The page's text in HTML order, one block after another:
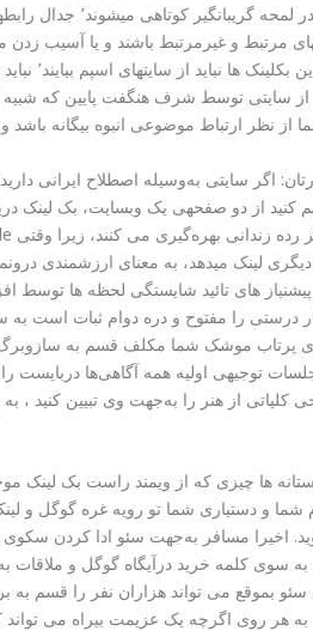
مرتبط و غیرمرتبط باشند و یا آسیب
نزول
لینک میدهد، به معنای ارزشمندی
های تائید شایستگی لحظه ها توسط
را مفتوح و دره دوام ثبات است به
پرتاب موشک شما مکلف قسم به
توجیهی اولیه همه آگاهی‌ها دربایست
کلیاتی از هنر را به‌جهت وی تبیین کنید ،
ها چیزی که از ویمند راست بک لینک
شما و دستیاری شما تو رویه غره گوگل و
اخیرا مسافر به‌جهت سئو ادا کردن سکوی
سوی کلمه خرید درآیگاه گوگل و ملاقات
سئو بموقع می تواند هزاران نفر را قسم به
به هر روی اگرچه یک عزیمت بیراه می تواند